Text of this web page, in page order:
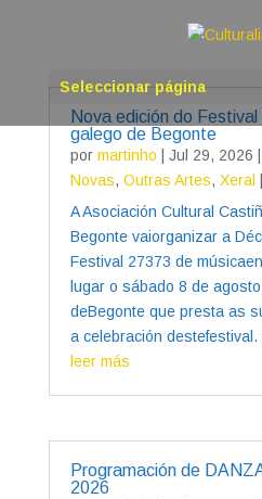
Seleccionar página
Nova edición do
galego de Begonte
por martinho Jul 29, 2026
Novas, Outras Artes, Xeral
A Asociación Cultural
Begonte vaiorganizar a
Festival 27373 de
lugar o sábado 8 de
deBegonte que presta as
a celebración destefestival.
leer más
Programación de
2026